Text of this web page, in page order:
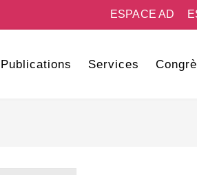
ESPACE AD
Publications Services